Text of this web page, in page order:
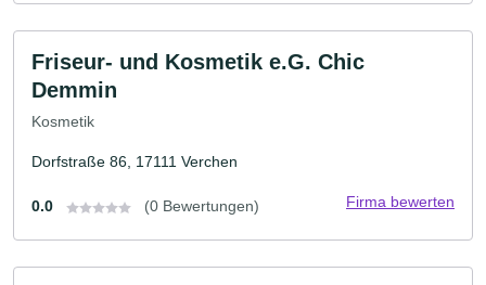
Friseur- und Kosmetik e.G. Chic
Demmin
Kosmetik
Dorfstraße 86, 17111 Verchen
0.0 (0 Bewertungen) Firma bewerten